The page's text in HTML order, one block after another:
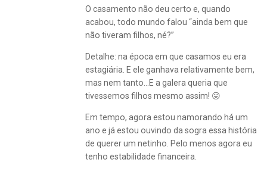
O casamento não deu certo e, quando
acabou, todo mundo falou “ainda bem que
não tiveram filhos, né?”
Detalhe: na época em que casamos eu era
estagiária. E ele ganhava relativamente bem,
mas nem tanto…E a galera queria que
tivessemos filhos mesmo assim! 😛
Em tempo, agora estou namorando há um
ano e já estou ouvindo da sogra essa história
de querer um netinho. Pelo menos agora eu
tenho estabilidade financeira.